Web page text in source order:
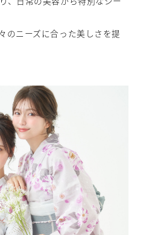
のニーズに合った美しさを提